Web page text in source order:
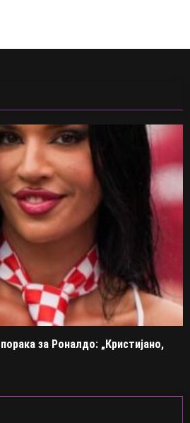
за Роналдо: „Кристијано,